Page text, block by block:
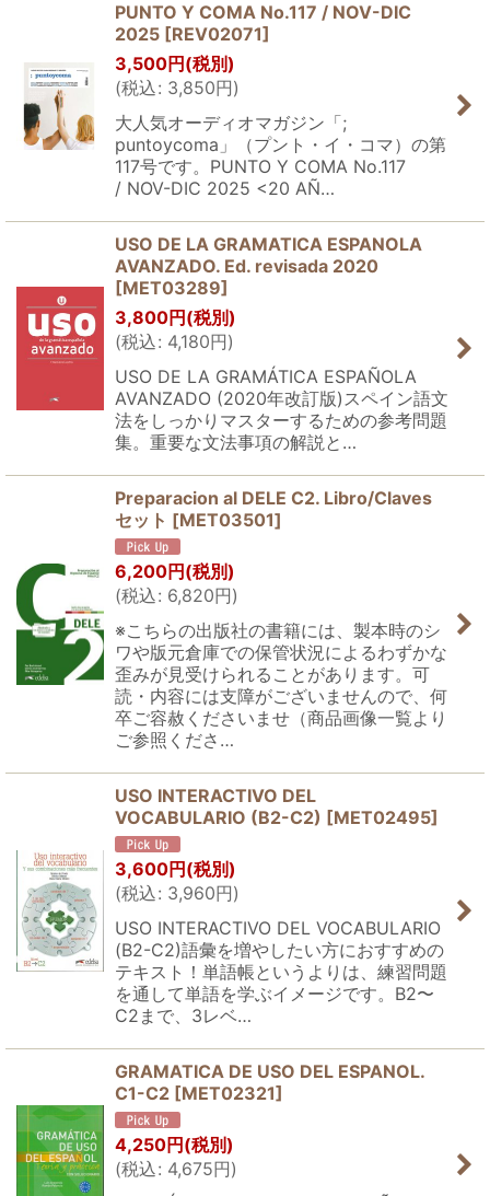
PUNTO Y COMA No.117 / NOV-DIC
2025 [REV02071]
3,500円 (税別)
(税込: 3,850円)
大人気オーディオマガジン「;
puntoycoma」（プント・イ・コマ）の第
117号です。PUNTO Y COMA No.117
/ NOV-DIC 2025 <20 AÑ…
USO DE LA GRAMATICA ESPANOLA
AVANZADO. Ed. revisada 2020
[MET03289]
3,800円 (税別)
(税込: 4,180円)
USO DE LA GRAMÁTICA ESPAÑOLA
AVANZADO (2020年改訂版)スペイン語文
法をしっかりマスターするための参考問題
集。重要な文法事項の解説と…
Preparacion al DELE C2. Libro/Claves
セット [MET03501]
6,200円 (税別)
(税込: 6,820円)
※こちらの出版社の書籍には、製本時のシ
ワや版元倉庫での保管状況によるわずかな
歪みが見受けられることがあります。可
読・内容には支障がございませんので、何
卒ご容赦くださいませ（商品画像一覧より
ご参照くださ…
USO INTERACTIVO DEL
VOCABULARIO (B2-C2) [MET02495]
3,600円 (税別)
(税込: 3,960円)
USO INTERACTIVO DEL VOCABULARIO
(B2-C2)語彙を増やしたい方におすすめの
テキスト！単語帳というよりは、練習問題
を通して単語を学ぶイメージです。B2〜
C2まで、3レベ…
GRAMATICA DE USO DEL ESPANOL.
C1-C2 [MET02321]
4,250円 (税別)
(税込: 4,675円)